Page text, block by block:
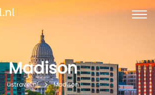
Madison
ustravel.nl Madison